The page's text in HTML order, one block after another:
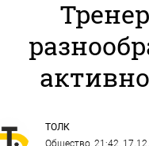
ТОЛК
Общество, 21:42,